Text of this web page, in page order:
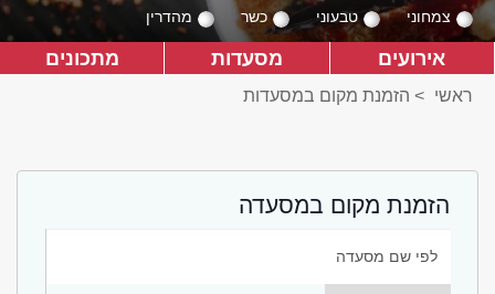
צמחוני טבעוני כשר מהדרין
אירועים מסעדות מתכונים
ראשי > הזמנת מקום במסעדות
הזמנת מקום במסעדה